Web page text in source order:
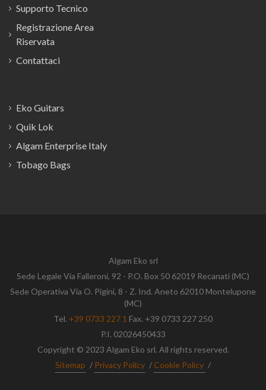
Supporto Tecnico
Registrazione Area
Riservata
Contattaci
Eko Guitars
Quik Lok
Algam Enterprise Italy
Tobago Bags
Algam Eko srl
Sede Legale Via Falleroni, 92 - P.O. Box 50 62019 Recanati (MC)
Sede Operativa Via O. Pigini, 8 - Z. Ind. Aneto 62010 Montelupone
(MC)
Tel. +39 0733 227 1 Fax. +39 0733 227 250
P.I. 02026450433
Copyright © 2023 Algam Eko srl. All rights reserved.
Sitemap / Privacy Policy / Cookie Policy /